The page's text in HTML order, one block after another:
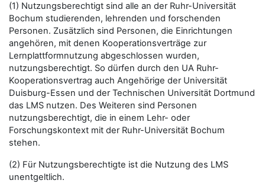
(1) Nutzungsberechtigt sind alle an der Ruhr-Universität
Bochum studierenden, lehrenden und forschenden
Personen. Zusätzlich sind Personen, die Einrichtungen
angehören, mit denen Kooperationsverträge zur
Lernplattformnutzung abgeschlossen wurden,
nutzungsberechtigt. So dürfen durch den UA Ruhr-
Kooperationsvertrag auch Angehörige der Universität
Duisburg-Essen und der Technischen Universität Dortmund
das LMS nutzen. Des Weiteren sind Personen
nutzungsberechtigt, die in einem Lehr- oder
Forschungskontext mit der Ruhr-Universität Bochum
stehen.
(2) Für Nutzungsberechtigte ist die Nutzung des LMS
unentgeltlich.